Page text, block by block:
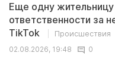
Еще одну жительницу
ответственности за
TikTok
Происшествия
02.08.2026, 19:48
0